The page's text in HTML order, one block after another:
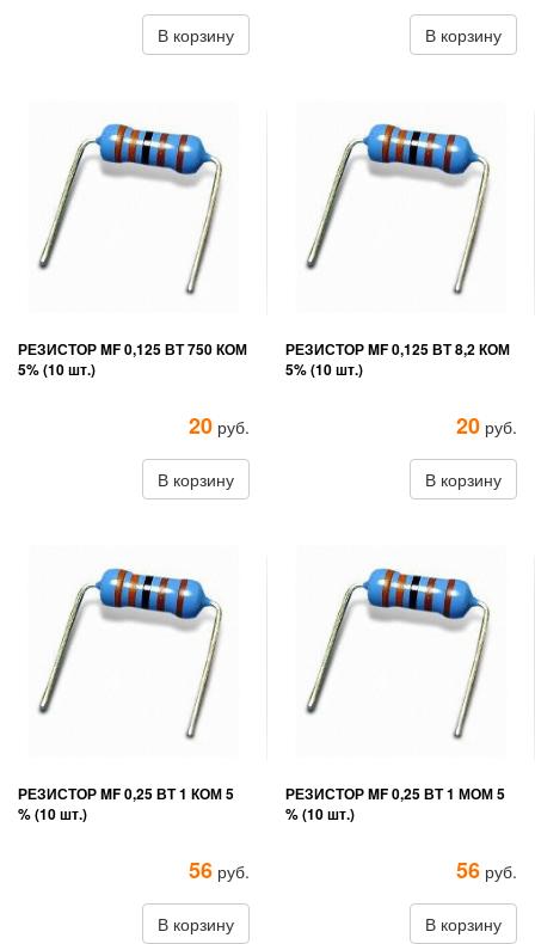
В корзину В корзину
РЕЗИСТОР MF 0,125 ВТ 750 КОМ
5% (10 шт.)
20 руб.
В корзину
РЕЗИСТОР MF 0,125 ВТ 8,2 КОМ
5% (10 шт.)
20 руб.
В корзину
РЕЗИСТОР MF 0,25 ВТ 1 КОМ 5
% (10 шт.)
56 руб.
В корзину
РЕЗИСТОР MF 0,25 ВТ 1 МОМ 5
% (10 шт.)
56 руб.
В корзину